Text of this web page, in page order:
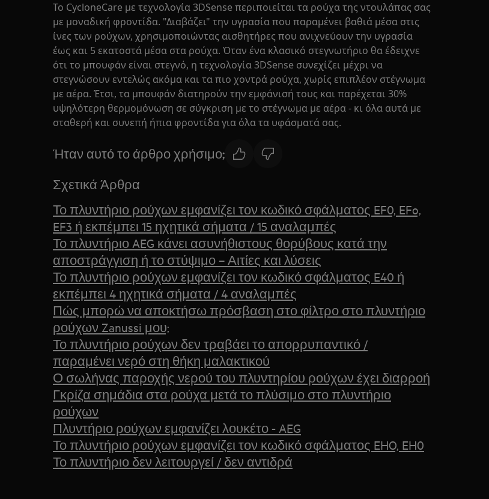
Το CycloneCare με τεχνολογία 3DSense περιποιείται τα ρούχα της ντουλάπας σας
με μοναδική φροντίδα. "Διαβάζει" την υγρασία που παραμένει βαθιά μέσα στις
ίνες των ρούχων, χρησιμοποιώντας αισθητήρες που ανιχνεύουν την υγρασία
έως και 5 εκατοστά μέσα στα ρούχα. Όταν ένα κλασικό στεγνωτήριο θα έδειχνε
ότι το μπουφάν είναι στεγνό, η τεχνολογία 3DSense συνεχίζει μέχρι να
στεγνώσουν εντελώς ακόμα και τα πιο χοντρά ρούχα, χωρίς επιπλέον στέγνωμα
με αέρα. Έτσι, τα μπουφάν διατηρούν την εμφάνισή τους και παρέχεται 30%
υψηλότερη θερμομόνωση σε σύγκριση με το στέγνωμα με αέρα - κι όλα αυτά με
σταθερή και συνεπή ήπια φροντίδα για όλα τα υφάσματά σας.
Ήταν αυτό το άρθρο χρήσιμο;
Σχετικά Άρθρα
Το πλυντήριο ρούχων εμφανίζει τον κωδικό σφάλματος EF0, EFo,
EF3 ή εκπέμπει 15 ηχητικά σήματα / 15 αναλαμπές
Το πλυντήριο AEG κάνει ασυνήθιστους θορύβους κατά την
αποστράγγιση ή το στύψιμο – Αιτίες και λύσεις
Το πλυντήριο ρούχων εμφανίζει τον κωδικό σφάλματος E40 ή
εκπέμπει 4 ηχητικά σήματα / 4 αναλαμπές
Πώς μπορώ να αποκτήσω πρόσβαση στο φίλτρο στο πλυντήριο
ρούχων Zanussi μου;
Το πλυντήριο ρούχων δεν τραβάει το απορρυπαντικό /
παραμένει νερό στη θήκη μαλακτικού
Ο σωλήνας παροχής νερού του πλυντηρίου ρούχων έχει διαρροή
Γκρίζα σημάδια στα ρούχα μετά το πλύσιμο στο πλυντήριο
ρούχων
Πλυντήριο ρούχων εμφανίζει λουκέτο - AEG
Το πλυντήριο ρούχων εμφανίζει τον κωδικό σφάλματος EHO, EH0
Το πλυντήριο δεν λειτουργεί / δεν αντιδρά